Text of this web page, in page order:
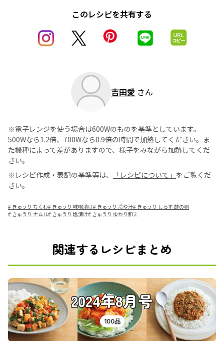
このレシピを共有する
吉田愛 さん
※電子レンジを使う場合は600Wのものを基準としています。
500Wなら1.2倍、700Wなら0.9倍の時間で加熱してください。ま
た機種によって差がありますので、様子をみながら加熱してくだ
さい。
※レシピ作成・表記の基準等は、
「レシピについて」 をご覧くだ
さい。
# きゅうり ちくわ# きゅうり 味噌漬け# きゅうり 冷や汁# きゅうり しらす 酢の物
# きゅうり ナムル# きゅうり 塩漬け# きゅうり ゆかり和え
関連するレシピまとめ
2024年8月号
100品